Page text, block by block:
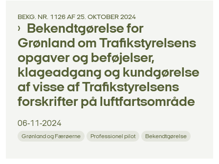
BEKG. NR. 1126 AF 25. OKTOBER 2024
Bekendtgørelse for
Grønland om Trafikstyrelsens
opgaver og beføjelser,
klageadgang og kundgørelse
af visse af Trafikstyrelsens
forskrifter på luftfartsområde
06-11-2024
Grønland og Færøerne Professionel pilot Bekendtgørelse